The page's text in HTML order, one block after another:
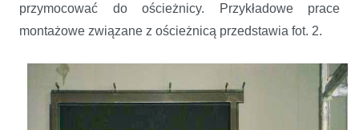
przymocować do ościeżnicy. Przykładowe prace
montażowe związane z ościeżnicą przedstawia fot. 2.